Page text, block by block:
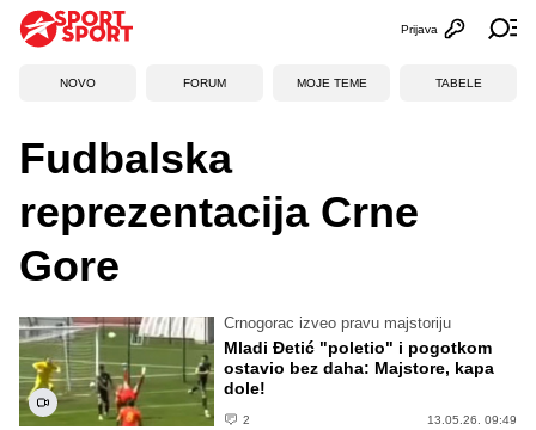
Otvori
Prijava
NOVO FORUM MOJE TEME TABELE
Fudbalska
reprezentacija Crne
Gore
Crnogorac izveo pravu majstoriju
Mladi Đetić "poletio" i pogotkom
ostavio bez daha: Majstore, kapa
dole!
2 13.05.26. 09:49